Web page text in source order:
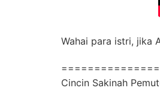
Wahai para istri, jika
Cincin Sakinah